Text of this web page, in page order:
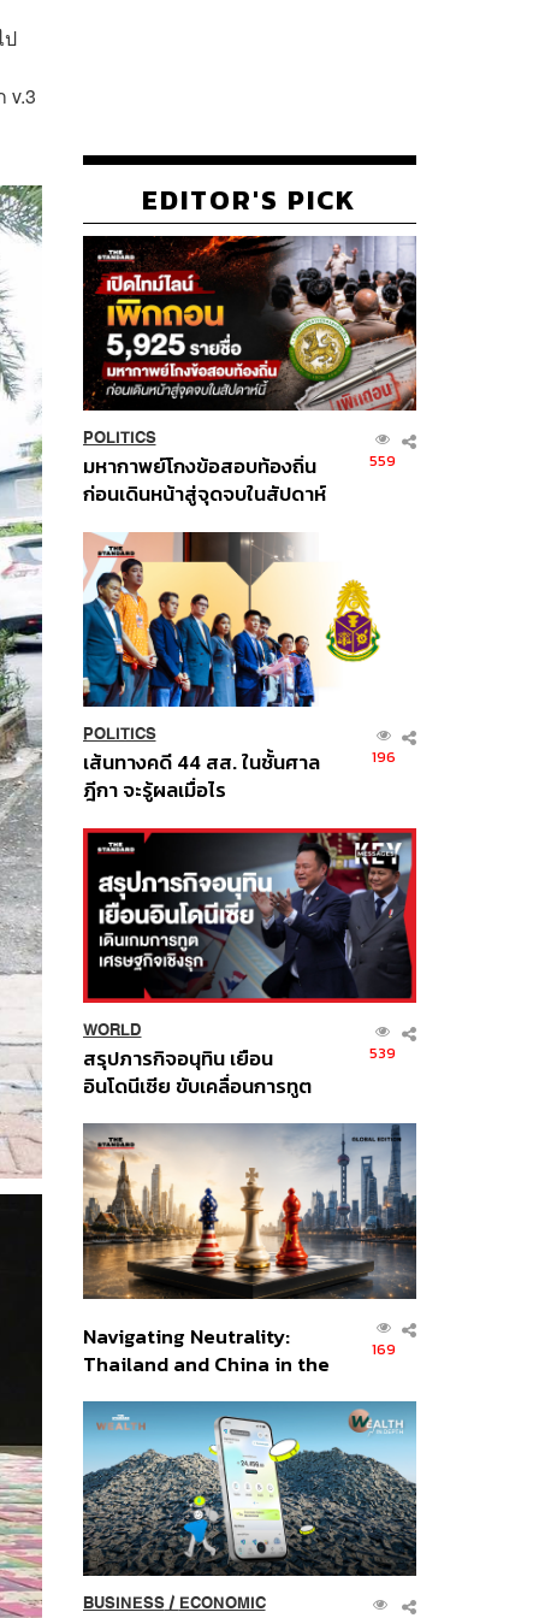
ป
v.3
EDITOR'S PICK
POLITICS
มหากาพย์โกงข้อสอบท้องถิ่น
ก่อนเดินหน้าสู่จุดจบในสัปดาห์
559
POLITICS
เส้นทางคดี 44 สส. ในชั้นศาล
ฎีกา จะรู้ผลเมื่อไร
196
WORLD
สรุปภารกิจอนุทิน เยือน
อินโดนีเซีย ขับเคลื่อนการทูต
ส่วนยุทธศาสตร์ไทย –
อินโดนีเซีย
539
Navigating Neutrality:
Thailand and China in the
Order
169
BUSINESS/ ECONOMIC